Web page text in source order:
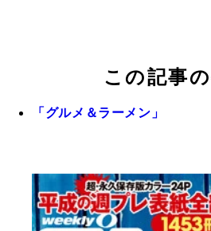
この記事
「グルメ＆ラーメン」